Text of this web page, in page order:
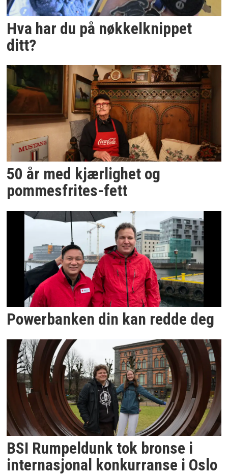
Hva har du på nøkkelknippet
ditt?
50 år med kjærlighet og
pommesfrites-fett
Powerbanken din kan redde deg
BSI Rumpeldunk tok bronse i
internasjonal konkurranse i Oslo